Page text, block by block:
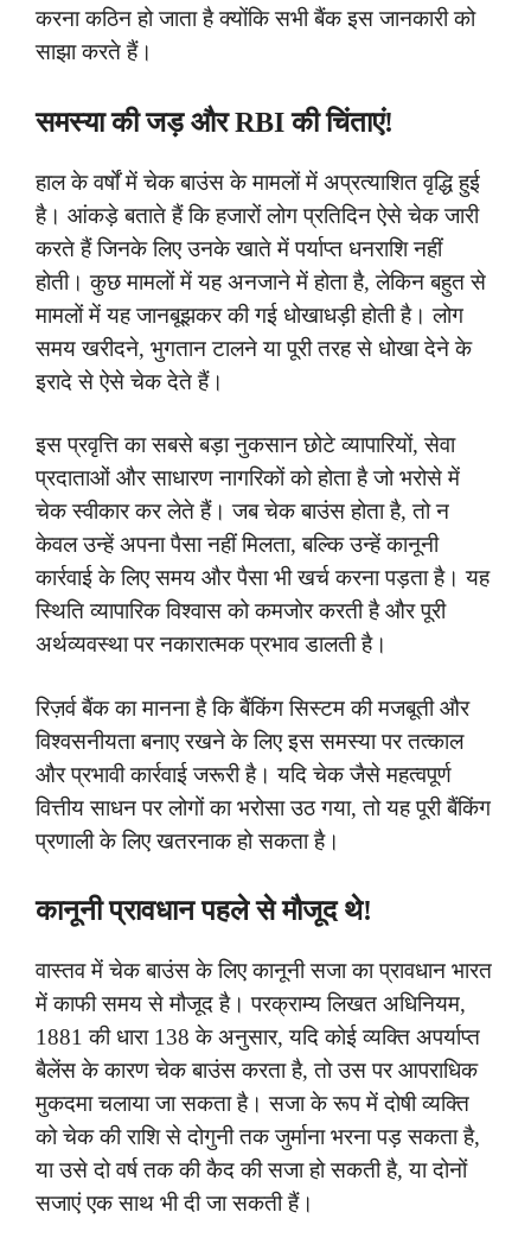
करना कठिन हो जाता है क्योंकि सभी बैंक इस जानकारी को
साझा करते हैं।
समस्या की जड़ और RBI की चिंताएं!
हाल के वर्षों में चेक बाउंस के मामलों में अप्रत्याशित वृद्धि हुई
है। आंकड़े बताते हैं कि हजारों लोग प्रतिदिन ऐसे चेक जारी
करते हैं जिनके लिए उनके खाते में पर्याप्त धनराशि नहीं
होती। कुछ मामलों में यह अनजाने में होता है, लेकिन बहुत से
मामलों में यह जानबूझकर की गई धोखाधड़ी होती है। लोग
समय खरीदने, भुगतान टालने या पूरी तरह से धोखा देने के
इरादे से ऐसे चेक देते हैं।
इस प्रवृत्ति का सबसे बड़ा नुकसान छोटे व्यापारियों, सेवा
प्रदाताओं और साधारण नागरिकों को होता है जो भरोसे में
चेक स्वीकार कर लेते हैं। जब चेक बाउंस होता है, तो न
केवल उन्हें अपना पैसा नहीं मिलता, बल्कि उन्हें कानूनी
कार्रवाई के लिए समय और पैसा भी खर्च करना पड़ता है। यह
स्थिति व्यापारिक विश्वास को कमजोर करती है और पूरी
अर्थव्यवस्था पर नकारात्मक प्रभाव डालती है।
रिज़र्व बैंक का मानना है कि बैंकिंग सिस्टम की मजबूती और
विश्वसनीयता बनाए रखने के लिए इस समस्या पर तत्काल
और प्रभावी कार्रवाई जरूरी है। यदि चेक जैसे महत्वपूर्ण
वित्तीय साधन पर लोगों का भरोसा उठ गया, तो यह पूरी बैंकिंग
प्रणाली के लिए खतरनाक हो सकता है।
कानूनी प्रावधान पहले से मौजूद थे!
वास्तव में चेक बाउंस के लिए कानूनी सजा का प्रावधान भारत
में काफी समय से मौजूद है। परक्राम्य लिखत अधिनियम,
1881 की धारा 138 के अनुसार, यदि कोई व्यक्ति अपर्याप्त
बैलेंस के कारण चेक बाउंस करता है, तो उस पर आपराधिक
मुकदमा चलाया जा सकता है। सजा के रूप में दोषी व्यक्ति
को चेक की राशि से दोगुनी तक जुर्माना भरना पड़ सकता है,
या उसे दो वर्ष तक की कैद की सजा हो सकती है, या दोनों
सजाएं एक साथ भी दी जा सकती हैं।